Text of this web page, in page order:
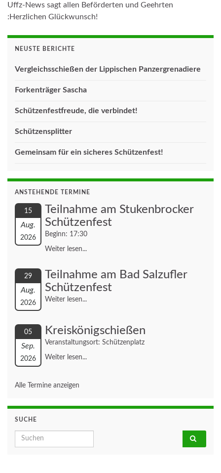
Uffz-News sagt allen Beförderten und Geehrten
:Herzlichen Glückwunsch!
NEUSTE BERICHTE
Vergleichsschießen der Lippischen Panzergrenadiere
Forkenträger Sascha
Schützenfestfreude, die verbindet!
Schützensplitter
Gemeinsam für ein sicheres Schützenfest!
ANSTEHENDE TERMINE
15
Aug.
2026
Teilnahme am Stukenbrocker
Schützenfest
Beginn: 17:30
Weiter lesen...
29
Aug.
2026
Teilnahme am Bad Salzufler
Schützenfest
Weiter lesen...
05
Sep.
2026
Kreiskönigschießen
Veranstaltungsort: Schützenplatz
Weiter lesen...
Alle Termine anzeigen
SUCHE
Search for: